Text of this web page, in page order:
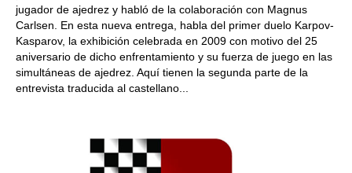
jugador de ajedrez y habló de la colaboración con Magnus
Carlsen. En esta nueva entrega, habla del primer duelo Karpov-
Kasparov, la exhibición celebrada en 2009 con motivo del 25
aniversario de dicho enfrentamiento y su fuerza de juego en las
simultáneas de ajedrez. Aquí tienen la segunda parte de la
entrevista traducida al castellano...